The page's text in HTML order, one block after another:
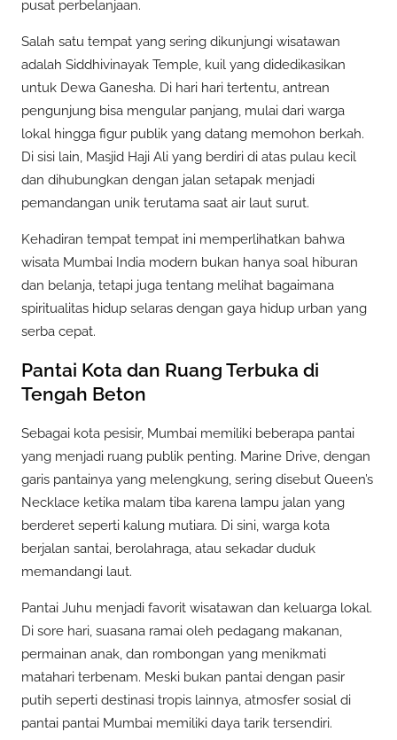
pusat perbelanjaan.
Salah satu tempat yang sering dikunjungi wisatawan
adalah Siddhivinayak Temple, kuil yang didedikasikan
untuk Dewa Ganesha. Di hari hari tertentu, antrean
pengunjung bisa mengular panjang, mulai dari warga
lokal hingga figur publik yang datang memohon berkah.
Di sisi lain, Masjid Haji Ali yang berdiri di atas pulau kecil
dan dihubungkan dengan jalan setapak menjadi
pemandangan unik terutama saat air laut surut.
Kehadiran tempat tempat ini memperlihatkan bahwa
wisata Mumbai India modern bukan hanya soal hiburan
dan belanja, tetapi juga tentang melihat bagaimana
spiritualitas hidup selaras dengan gaya hidup urban yang
serba cepat.
Pantai Kota dan Ruang Terbuka di
Tengah Beton
Sebagai kota pesisir, Mumbai memiliki beberapa pantai
yang menjadi ruang publik penting. Marine Drive, dengan
garis pantainya yang melengkung, sering disebut Queen’s
Necklace ketika malam tiba karena lampu jalan yang
berderet seperti kalung mutiara. Di sini, warga kota
berjalan santai, berolahraga, atau sekadar duduk
memandangi laut.
Pantai Juhu menjadi favorit wisatawan dan keluarga lokal.
Di sore hari, suasana ramai oleh pedagang makanan,
permainan anak, dan rombongan yang menikmati
matahari terbenam. Meski bukan pantai dengan pasir
putih seperti destinasi tropis lainnya, atmosfer sosial di
pantai pantai Mumbai memiliki daya tarik tersendiri.